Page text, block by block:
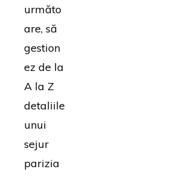
următo
are, să
gestion
ez de la
A la Z
detaliile
unui
sejur
parizia